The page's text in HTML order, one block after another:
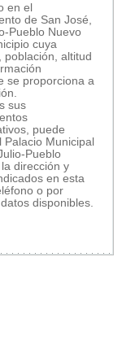
en el
de San José,
Pueblo Nuevo
cuya
población, altitud
se proporciona a
sus
puede
Palacio Municipal
Pueblo
dirección y
en esta
o por
disponibles.